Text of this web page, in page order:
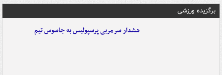
برگزیده ورزشی
هشدار سرمربی پرسپولیس به جاسوس تیم